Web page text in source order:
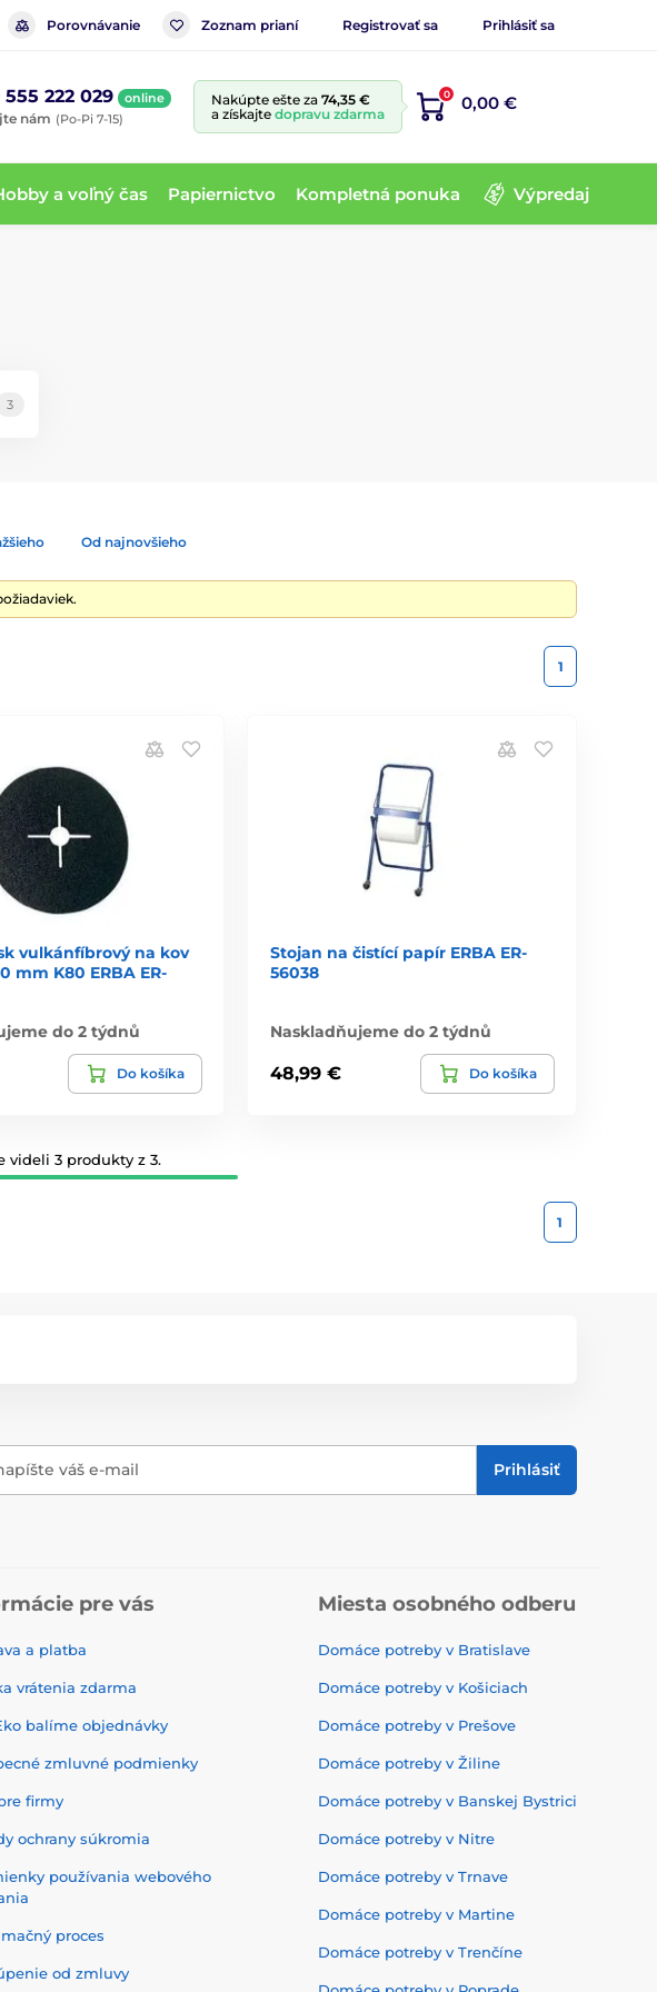
Porovnávanie Zoznam prianí Registrovať sa Prihlásiť sa
555 222 029 online
nám (Po-Pi 7-15)
Nakúpte ešte za 74,35 €
a získajte dopravu zdarma
0 0,00 €
a voľný čas Papiernictvo Kompletná ponuka Výpredaj
3
Od najnovšieho
1
vulkánfíbrový na kov
mm K80 ERBA ER-
do 2 týdnů
Do košíka
Stojan na čistící papír ERBA ER-
56038
Naskladňujeme do 2 týdnů
48,99 € Do košíka
videli 3 produkty z 3.
1
váš e-mail Prihlásiť
pre vás
a platba
vrátenia zdarma
balíme objednávky
zmluvné podmienky
firmy
ochrany súkromia
používania webového
proces
od zmluvy
Miesta osobného odberu
Domáce potreby v Bratislave
Domáce potreby v Košiciach
Domáce potreby v Prešove
Domáce potreby v Žiline
Domáce potreby v Banskej Bystrici
Domáce potreby v Nitre
Domáce potreby v Trnave
Domáce potreby v Martine
Domáce potreby v Trenčíne